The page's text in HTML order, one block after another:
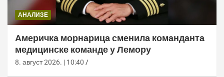
АНАЛИЗЕ
Америчка морнарица сменила команданта
медицинске команде у Лемору
8. август 2026. | 10:40